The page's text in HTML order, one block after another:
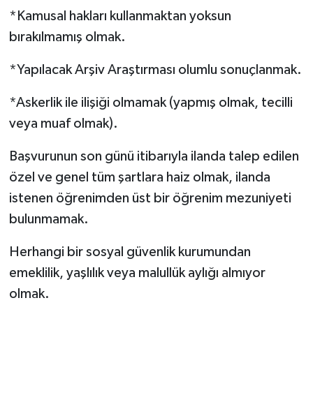
*Kamusal hakları kullanmaktan yoksun
bırakılmamış olmak.
*Yapılacak Arşiv Araştırması olumlu sonuçlanmak.
*Askerlik ile ilişiği olmamak (yapmış olmak, tecilli
veya muaf olmak).
Başvurunun son günü itibarıyla ilanda talep edilen
özel ve genel tüm şartlara haiz olmak, ilanda
istenen öğrenimden üst bir öğrenim mezuniyeti
bulunmamak.
Herhangi bir sosyal güvenlik kurumundan
emeklilik, yaşlılık veya malullük aylığı almıyor
olmak.